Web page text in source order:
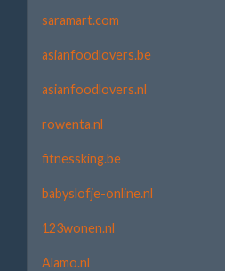
saramart.com
asianfoodlovers.be
asianfoodlovers.nl
rowenta.nl
fitnessking.be
babyslofje-online.nl
123wonen.nl
Alamo.nl